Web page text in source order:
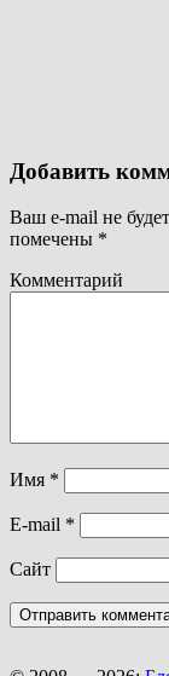
Добавить
Ваш e-mail не
помечены *
Комментарий
Имя *
E-mail *
Сайт